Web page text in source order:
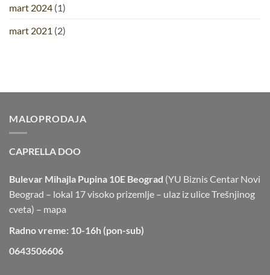
mart 2024 (1)
mart 2021 (2)
MALOPRODAJA
CAPRELLA DOO
Bulevar Mihajla Pupina 10E Beograd (YU Biznis Centar Novi
Beograd – lokal 17 visoko prizemlje – ulaz iz ulice Trešnjinog
cveta) – mapa
Radno vreme: 10-16h (pon-sub)
0643506606